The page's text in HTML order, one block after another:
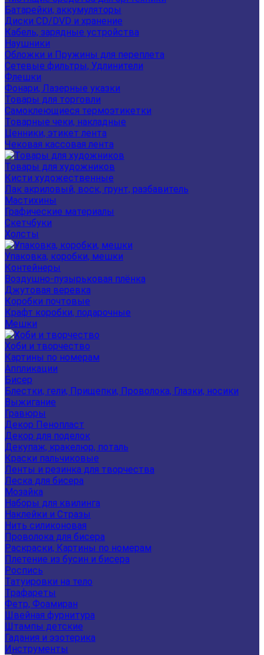
Батарейки, аккумуляторы
Диски CD/DVD и хранение
Кабель, зарядные устройства
Наушники
Обложки и Пружины для переплета
Сетевые фильтры, Удлинители
Флешки
Фонари, Лазерные указки
Товары для торговли
Самоклеющиеся термоэтикетки
Товарные чеки, накладные
Ценники, этикет лента
Чековая кассовая лента
Товары для художников
Кисти художественные
Лак акриловый, воск, грунт, разбавитель
Мастихины
Графические материалы
Скетчбуки
Холсты
Упаковка, коробки, мешки
Контейнеры
Воздушно-пузырьковая плёнка
Джутовая веревка
Коробки почтовые
Крафт коробки, подарочные
Мешки
Хоби и творчество
Картины по номерам
Аппликации
Бисер
Блестки, гели, Прищепки, Проволока, Глазки, носики
Выжигание
Гравюры
Декор Пенопласт
Декор для поделок
Декупаж, кракелюр, поталь
Краски пальчиковые
Ленты и резинка для творчества
Леска для бисера
Мозайка
Наборы для квилинга
Наклейки и Стразы
Нить силиконовая
Проволока для бисера
Раскраски, Картины по номерам
Плетение из бусин и бисера
Роспись
Татуировки на тело
Трафареты
Фетр, Фоамиран
Швейная фурнитура
Штампы детские
Гадания и эзотерика
Инструменты